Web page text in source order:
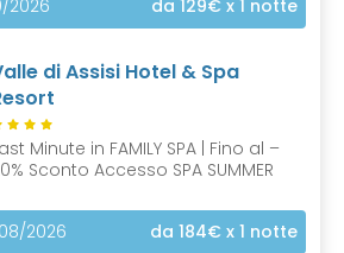
2026 da 129€ x 1 notte
di Assisi Hotel & Spa
Minute in FAMILY SPA | Fino al –
Sconto Accesso SPA SUMMER
2026
da 184€ x 1 notte